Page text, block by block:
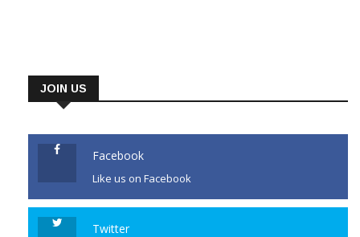
JOIN US
Facebook
Like us on Facebook
Twitter